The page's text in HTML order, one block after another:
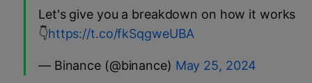
Let's give you a breakdown on how it works
👇https://t.co/fkSqgweUBA
— Binance (@binance) May 25, 2024